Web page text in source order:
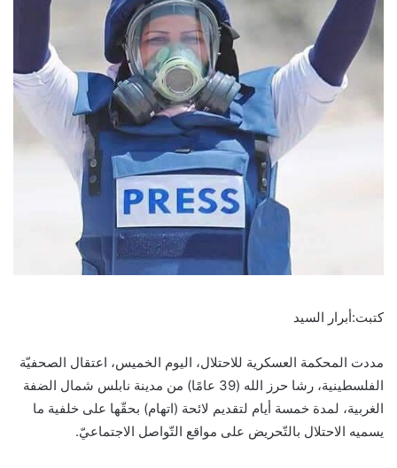
كتبت:أبرار السيد
مددت المحكمة العسكرية للاحتلال، اليوم الخميس، اعتقال الصحفيّة
الفلسطينية، رشا حرز الله (39 عامًا) من مدينة نابلس شمال الضفة
الغربية، لمدة خمسة أيام لتقديم لائحة (اتهام) بحقّها على خلفية ما
يسميه الاحتلال بالتّحريض على مواقع التّواصل الاجتماعيّ.